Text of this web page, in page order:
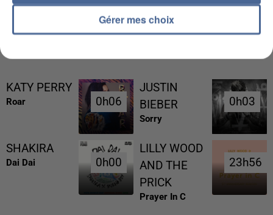
KATY PERRY
Roar 0h06
0h06
JUSTIN
BIEBER
Sorry
0h03
0h03
SHAKIRA
Dai Dai 0h00
0h00
LILLY WOOD
AND THE
PRICK
Prayer In C
23h56
23h56
Gérer mes choix